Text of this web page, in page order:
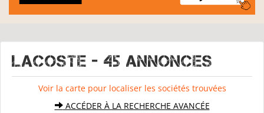
LACOSTE - 45 Annonces
Voir la carte pour localiser les sociétés trouvées
ACCÉDER À LA RECHERCHE AVANCÉE